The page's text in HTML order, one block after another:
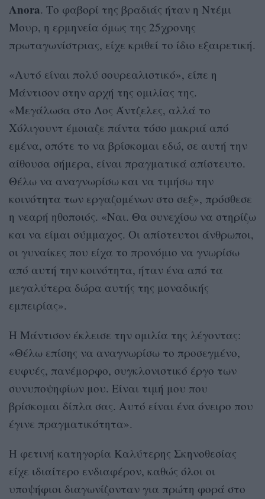
Anora. Το φαβορί της βραδιάς ήταν η Ντέμι
Μουρ, η ερμηνεία όμως της 25χρονης
πρωταγωνίστριας, είχε κριθεί το ίδιο εξαιρετική.
«Αυτό είναι πολύ σουρεαλιστικό», είπε η
Μάντισον στην αρχή της ομιλίας της.
«Μεγάλωσα στο Λος Άντζελες, αλλά το
Χόλιγουντ έμοιαζε πάντα τόσο μακριά από
εμένα, οπότε το να βρίσκομαι εδώ, σε αυτή την
αίθουσα σήμερα, είναι πραγματικά απίστευτο.
Θέλω να αναγνωρίσω και να τιμήσω την
κοινότητα των εργαζομένων στο σεξ», πρόσθεσε
η νεαρή ηθοποιός. «Ναι. Θα συνεχίσω να στηρίζω
και να είμαι σύμμαχος. Οι απίστευτοι άνθρωποι,
οι γυναίκες που είχα το προνόμιο να γνωρίσω
από αυτή την κοινότητα, ήταν ένα από τα
μεγαλύτερα δώρα αυτής της μοναδικής
εμπειρίας».
Η Μάντισον έκλεισε την ομιλία της λέγοντας:
«Θέλω επίσης να αναγνωρίσω το προσεγμένο,
ευφυές, πανέμορφο, συγκλονιστικό έργο των
συνυποψηφίων μου. Είναι τιμή μου που
βρίσκομαι δίπλα σας. Αυτό είναι ένα όνειρο που
έγινε πραγματικότητα».
Η φετινή κατηγορία Καλύτερης Σκηνοθεσίας
είχε ιδιαίτερο ενδιαφέρον, καθώς όλοι οι
υποψήφιοι διαγωνίζονταν για πρώτη φορά στο